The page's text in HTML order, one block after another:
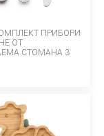
ПРИБОРИ
ОТ
СТОМАНА 3